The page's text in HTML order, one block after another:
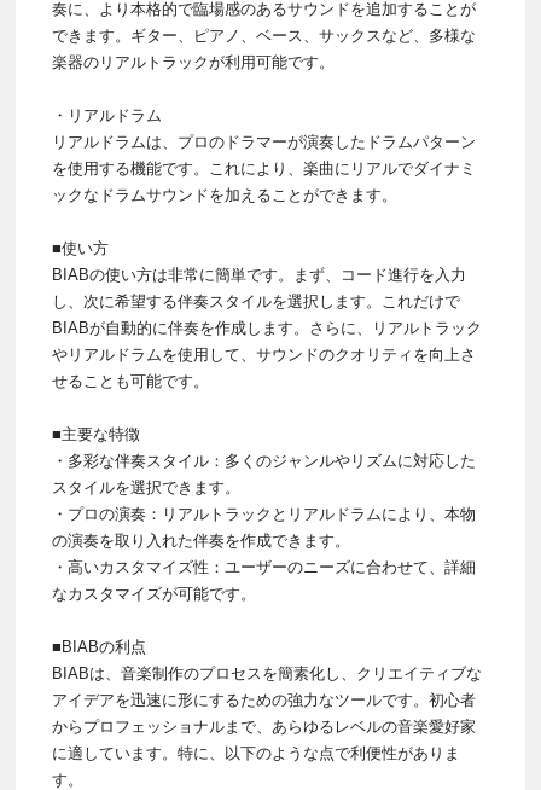
奏に、より本格的で臨場感のあるサウンドを追加することが
できます。ギター、ピアノ、ベース、サックスなど、多様な
楽器のリアルトラックが利用可能です。
・リアルドラム
リアルドラムは、プロのドラマーが演奏したドラムパターン
を使用する機能です。これにより、楽曲にリアルでダイナミ
ックなドラムサウンドを加えることができます。
■使い方
BIABの使い方は非常に簡単です。まず、コード進行を入力
し、次に希望する伴奏スタイルを選択します。これだけで
BIABが自動的に伴奏を作成します。さらに、リアルトラック
やリアルドラムを使用して、サウンドのクオリティを向上さ
せることも可能です。
■主要な特徴
・多彩な伴奏スタイル：多くのジャンルやリズムに対応した
スタイルを選択できます。
・プロの演奏：リアルトラックとリアルドラムにより、本物
の演奏を取り入れた伴奏を作成できます。
・高いカスタマイズ性：ユーザーのニーズに合わせて、詳細
なカスタマイズが可能です。
■BIABの利点
BIABは、音楽制作のプロセスを簡素化し、クリエイティブな
アイデアを迅速に形にするための強力なツールです。初心者
からプロフェッショナルまで、あらゆるレベルの音楽愛好家
に適しています。特に、以下のような点で利便性がありま
す。